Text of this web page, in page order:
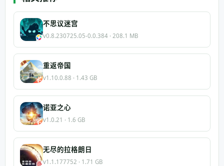
不思议迷宫
v0.8.230725.05-0.0.384 · 208.1 MB
重返帝国
v1.10.0.88 · 1.43 GB
诺亚之心
v1.0.21 · 1.6 GB
无尽的拉格朗日
v1.1.177752 · 1.71 GB